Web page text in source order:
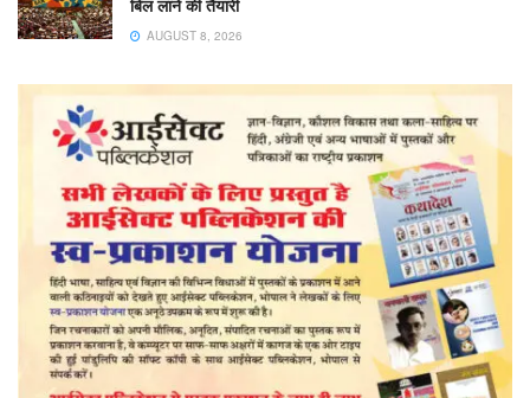
AUGUST 8, 2026